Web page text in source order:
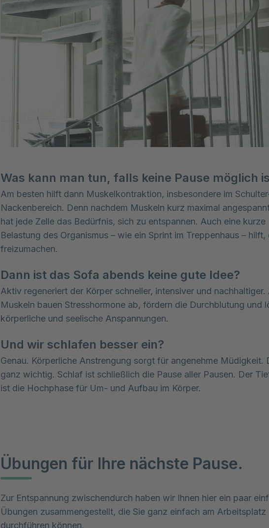
Was kann man tun, falls keine Pause möglich
Am besten hilft dann Muskelkontraktion, insbesondere im
Nackenbereich. Denn nachdem Muskeln kurz maximal
hat jede Zelle das Bedürfnis, sich zu entspannen. Auch eine kurze
Belastung des Organismus – wie ein Sprint im Treppenhaus – hilft,
freizumachen.
Dann ist das Sofa abends keine gute Idee?
Aktiv regeneriert der Körper schneller, intensiver und
Muskeln bauen Stresshormone ab, fördern die Durchblutung und
körperliche und seelische Anspannungen.
Und wir schlafen besser ein?
Genau. Körperliche Anstrengung sorgt für angenehme Müdigkeit.
ganz wichtig. Schlaf ist schließlich die Pause aller Pausen. Der
ist die Hochphase für Um- und Aufbau im Körper.
Übungen für Ihre nächste Pause.
Zur Entspannung zwischendurch haben wir Ihnen hier ein paar
Übungen zusammengestellt, die Sie ganz einfach am Arbeitsplatz
durchführen können.